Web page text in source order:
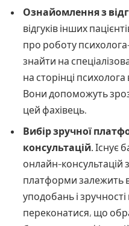
Ознайомлення з
відгуків інших
про роботу
знайти на
на сторінці
Вони допоможуть
цей фахівець.
Вибір зручної
консультацій. Існує
онлайн-консультацій
платформи залежить
уподобань і
переконатися, що